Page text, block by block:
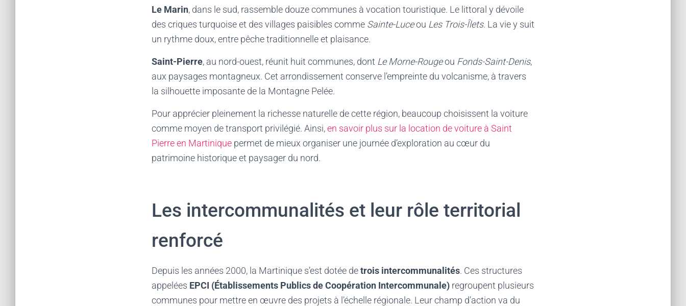
Le Marin, dans le sud, rassemble douze communes à vocation touristique. Le littoral y dévoile
des criques turquoise et des villages paisibles comme Sainte-Luceou Les Trois-Îlets. La vie y suit
un rythme doux, entre pêche traditionnelle et plaisance.
Saint-Pierre, au nord-ouest, réunit huit communes, dont Le Morne-Rougeou Fonds-Saint-Denis,
aux paysages montagneux. Cet arrondissement conserve l’empreinte du volcanisme, à travers
la silhouette imposante de la Montagne Pelée.
Pour apprécier pleinement la richesse naturelle de cette région, beaucoup choisissent la voiture
comme moyen de transport privilégié. Ainsi,en savoir plus sur la location de voiture à Saint
Pierre en Martinique permet de mieux organiser une journée d’exploration au cœur du
patrimoine historique et paysager du nord.
Les intercommunalités et leur rôle territorial
renforcé
Depuis les années 2000, la Martinique s’est dotée detrois intercommunalités. Ces structures
appelées EPCI (Établissements Publics de Coopération Intercommunale) regroupent plusieurs
communes pour mettre en œuvre des projets à l’échelle régionale. Leur champ d’action va du